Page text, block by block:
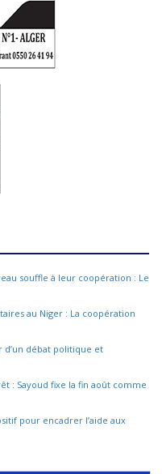
souffle à leur coopération : Le
au Niger : La coopération
débat politique et
: Sayoud fixe la fin août comme
pour encadrer l’aide aux